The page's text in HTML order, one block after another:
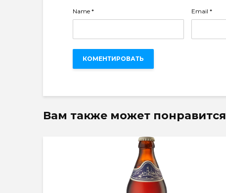
Name * Email *
Вам также может понравится